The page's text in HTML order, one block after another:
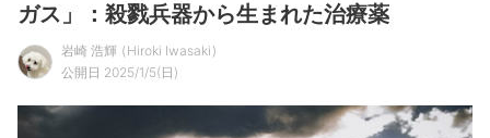
ガス」：殺戮兵器から生まれた治療薬
岩崎 浩輝
Hiroki Iwasaki
公開日 2025/1/5(日)